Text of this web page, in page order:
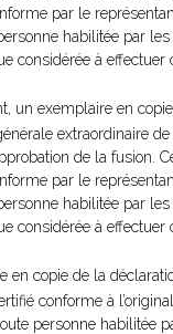
par le
habilitée par
considérée à effectuer
un exemplaire en
extraordinaire
de la fusion.
par le
habilitée par
considérée à effectuer
en copie de la
conforme à
personne habilitée